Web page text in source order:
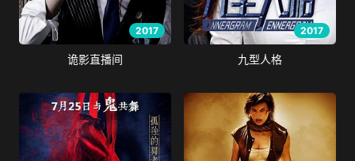
2017
诡影直播间
2017
九型人格